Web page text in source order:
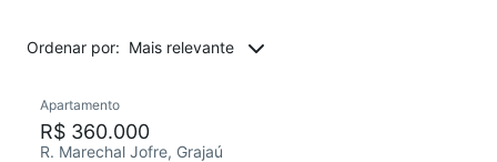
Ordenar por: Mais relevante
Redecorar
Apartamento
R$ 360.000
R. Marechal Jofre, Grajaú